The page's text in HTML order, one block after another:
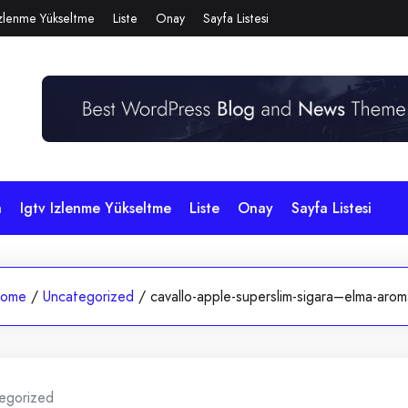
Yükseltme Liste Onay Sayfa Listesi
Igtv Izlenme Yükseltme Liste Onay Sayfa Listesi
/ Uncategorized / cavallo-apple-superslim-sigara–elma-